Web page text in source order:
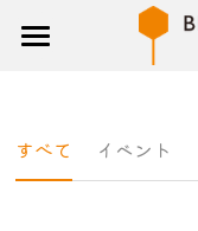
講師
すべて イベント